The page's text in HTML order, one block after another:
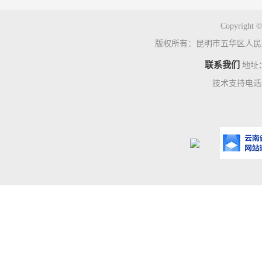
Copyright
版权所有：昆明市五华区人
联系我们 地址
技术支持电